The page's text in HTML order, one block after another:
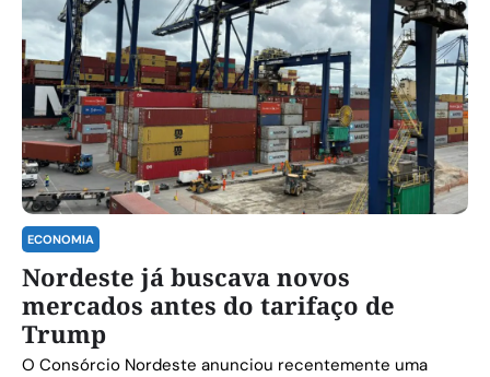
ECONOMIA
Nordeste já buscava novos
mercados antes do tarifaço de
Trump
O Consórcio Nordeste anunciou recentemente uma